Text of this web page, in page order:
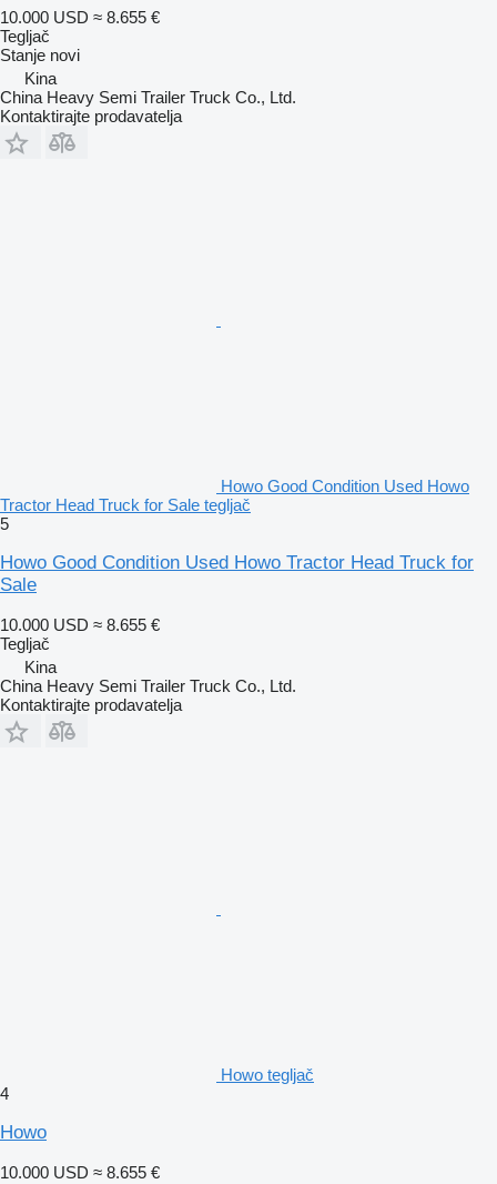
10.000 USD ≈ 8.655 €
Tegljač
Stanje novi
Kina
China Heavy Semi Trailer Truck Co., Ltd.
Kontaktirajte prodavatelja
Howo Good Condition Used Howo
Tractor Head Truck for Sale tegljač
5
Howo Good Condition Used Howo Tractor Head Truck for
Sale
10.000 USD ≈ 8.655 €
Tegljač
Kina
China Heavy Semi Trailer Truck Co., Ltd.
Kontaktirajte prodavatelja
Howo tegljač
4
Howo
10.000 USD ≈ 8.655 €